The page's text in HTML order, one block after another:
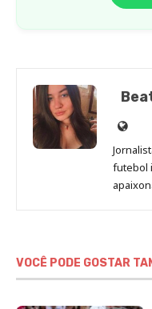
Site
de
futebol
VOCÊ PODE GOSTAR